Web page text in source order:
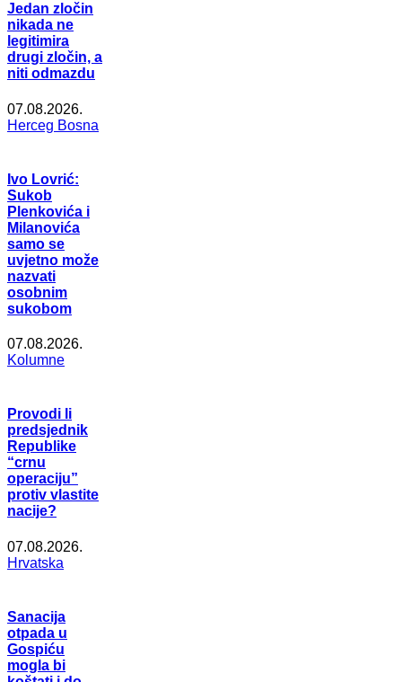
Jedan zločin
nikada ne
legitimira
drugi zločin, a
niti odmazdu
07.08.2026.
Herceg Bosna
Ivo Lovrić:
Sukob
Plenkovića i
Milanovića
samo se
uvjetno može
nazvati
osobnim
sukobom
07.08.2026.
Kolumne
Provodi li
predsjednik
Republike
“crnu
operaciju”
protiv vlastite
nacije?
07.08.2026.
Hrvatska
Sanacija
otpada u
Gospiću
mogla bi